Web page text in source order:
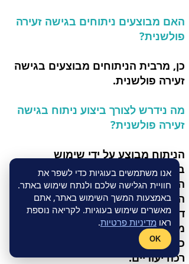
האם מבוצעים ניתוחים בגישה זעירה
פולשנית?
כן, מרבית הניתוחים מבוצעים בגישה
זעירה פולשנית.
מה נידרש לצורך ביצוע ניתוח בגישה
זעירה פולשנית?
הניתוח מבוצע על ידי שימוש
במקרוסקופ יעודי לניתוח עמוד שדרה.
ההגדלה המיקרוסקופית והתאורה
העדיפה מאפשרים לבצע את הניתוח
דרך חתכים קטנים בעור ולהגביר
משמעותית את הבטיחות של הניתוח.
כמו כן ישנו שימוש במרחיבי ריקמה
רכה יעודיים.
אנו משתמשים בעוגיות כדי לשפר את
חוויית הגלישה שלכם ולנתח שימוש באתר.
באמצעות המשך השימוש באתר, אתם
מאשרים שימוש בעוגיות. לקריאה נוספת
ראו מדיניות פרטיות.
OK